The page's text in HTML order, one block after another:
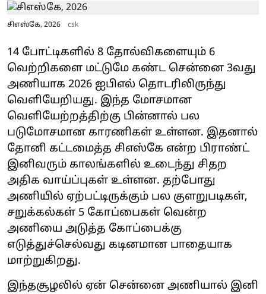
சிஎஸ்கே, 2026 csk
14 போட்டிகளில் 8 தோல்விகளையும் 6
வெற்றிகளை மட்டுமே கண்ட சென்னை 3வது
அணியாக 2026 ஐபிஎல் தொடரிலிருந்து
வெளியேறியது. இந்த மோசமான
வெளியேற்றத்திற்கு பின்னால் பல
படுமோசமான காரணிகள் உள்ளன. இதனால்
தோனி கட்டமைத்த சிஎஸ்கே என்ற பிராண்ட்
இனிவரும் காலங்களில் உடைந்து சிதற
அதிக வாய்ப்புகள் உள்ளன. தற்போது
அணியில் ஏற்பட்டிருக்கும் பல குளறுபடிகள்,
சறுக்கல்கள் 5 கோப்பைகள் வென்ற
அணியை அடுத்த கோப்பைக்கு
எடுத்துச்செல்வது கடினமான பாதையாக
மாற்றுகிறது.
இந்தசூழலில் ஏன் சென்னை அணியால் இனி